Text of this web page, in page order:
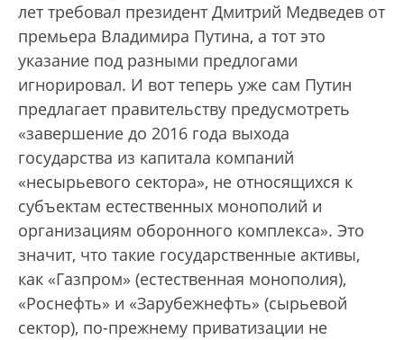
лет требовал президент Дмитрий Медведев от
премьера Владимира Путина, а тот это
указание под разными предлогами
игнорировал. И вот теперь уже сам Путин
предлагает правительству предусмотреть
«завершение до 2016 года выхода
государства из капитала компаний
«несырьевого сектора», не относящихся к
субъектам естественных монополий и
организациям оборонного комплекса». Это
значит, что такие государственные активы,
как «Газпром» (естественная монополия),
«Роснефть» и «Зарубежнефть» (сырьевой
сектор), по-прежнему приватизации не